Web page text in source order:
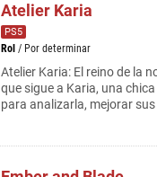
Atelier Karia
PS5
Rol / Por determinar
Atelier Karia: El reino de la
que sigue a Karia, una
para analizarla, mejorar